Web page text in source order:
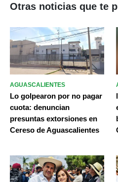
Otras noticias que te
AGUASCALIENTES
Lo golpearon por no pagar
cuota: denuncian
presuntas extorsiones en
Cereso de Aguascalientes